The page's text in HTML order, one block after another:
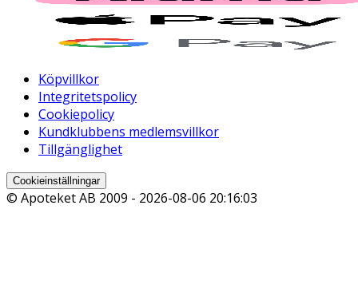
Köpvillkor
Integritetspolicy
Cookiepolicy
Kundklubbens medlemsvillkor
Tillgänglighet
Cookieinställningar
© Apoteket AB 2009 - 2026-08-06 20:16:03